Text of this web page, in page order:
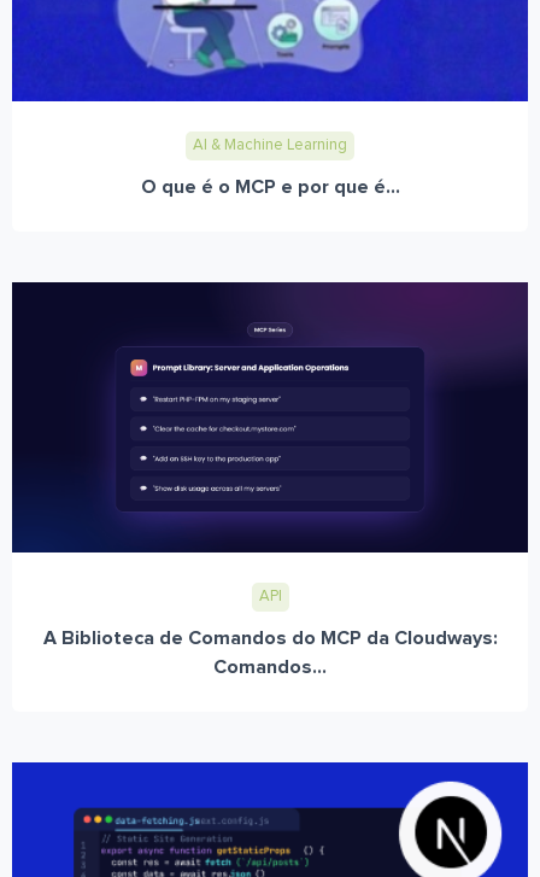
AI & Machine Learning
O que é o MCP e por que é...
API
A Biblioteca de Comandos do MCP da Cloudways:
Comandos...